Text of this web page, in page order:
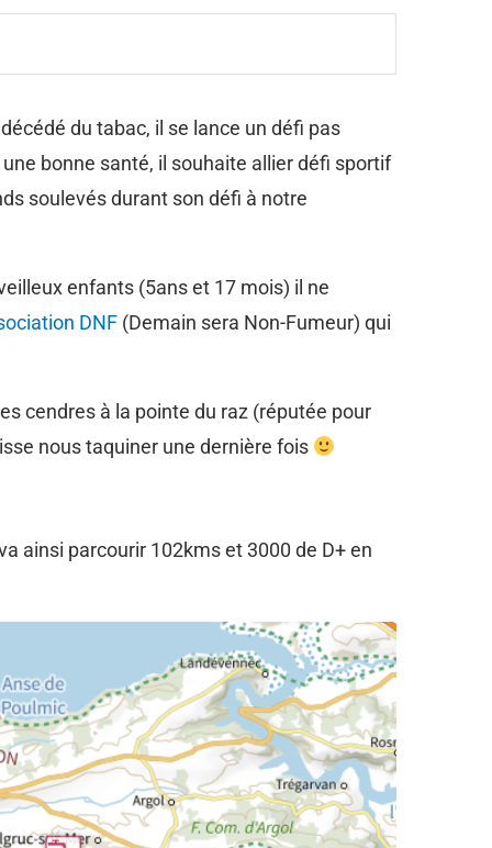
du tabac, il se lance un défi pas
bonne santé, il souhaite allier défi sportif
soulevés durant son défi à notre
enfants (5ans et 17 mois) il ne
DNF (Demain sera Non-Fumeur) qui
cendres à la pointe du raz (réputée pour
nous taquiner une dernière fois
ainsi parcourir 102kms et 3000 de D+ en